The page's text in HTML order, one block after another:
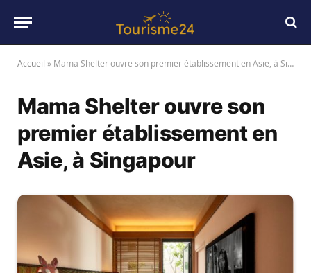
Accueil » Mama Shelter ouvre son premier établissement en Asie, à Singapour
Mama Shelter ouvre son
premier établissement en
Asie, à Singapour